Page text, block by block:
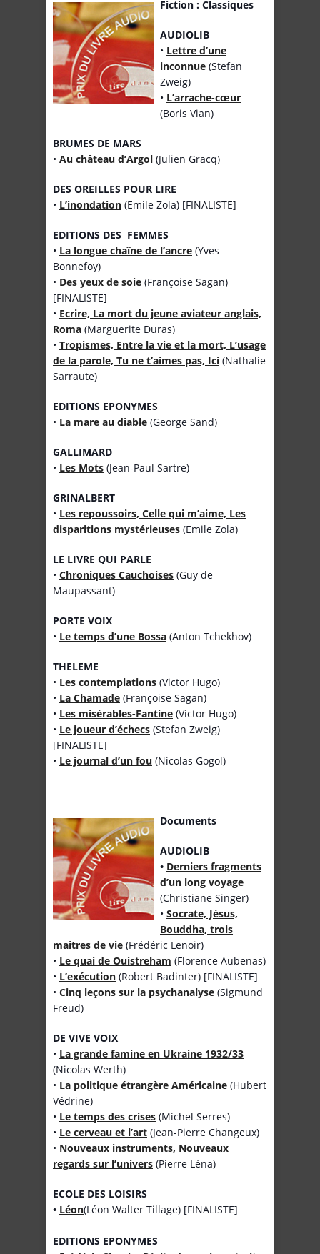
Fiction : Classiques
AUDIOLIB
• Lettre d’une
inconnue (Stefan
Zweig)
• L’arrache-cœur
(Boris Vian)
BRUMES DE MARS
• Au château d’Argol (Julien Gracq)
DES OREILLES POUR LIRE
• L’inondation (Emile Zola) [FINALISTE]
EDITIONS DES FEMMES
• La longue chaîne de l’ancre (Yves
Bonnefoy)
• Des yeux de soie (Françoise Sagan)
[FINALISTE]
• Ecrire, La mort du jeune aviateur anglais,
Roma (Marguerite Duras)
• Tropismes, Entre la vie et la mort, L’usage
de la parole, Tu ne t’aimes pas, Ici (Nathalie
Sarraute)
EDITIONS EPONYMES
• La mare au diable (George Sand)
GALLIMARD
• Les Mots (Jean-Paul Sartre)
GRINALBERT
• Les repoussoirs, Celle qui m’aime, Les
disparitions mystérieuses (Emile Zola)
LE LIVRE QUI PARLE
• Chroniques Cauchoises (Guy de
Maupassant)
PORTE VOIX
• Le temps d’une Bossa (Anton Tchekhov)
THELEME
• Les contemplations (Victor Hugo)
• La Chamade (Françoise Sagan)
• Les misérables-Fantine (Victor Hugo)
• Le joueur d’échecs (Stefan Zweig)
[FINALISTE]
• Le journal d’un fou (Nicolas Gogol)
Documents
AUDIOLIB
• Derniers fragments
d’un long voyage
(Christiane Singer)
•Socrate, Jésus,
Bouddha, trois
maitres de vie (Frédéric Lenoir)
• Le quai de Ouistreham (Florence Aubenas)
• L’exécution (Robert Badinter) [FINALISTE]
• Cinq leçons sur la psychanalyse (Sigmund
Freud)
DE VIVE VOIX
• La grande famine en Ukraine 1932/33
(Nicolas Werth)
• La politique étrangère Américaine (Hubert
Védrine)
• Le temps des crises (Michel Serres)
• Le cerveau et l’art (Jean-Pierre Changeux)
• Nouveaux instruments, Nouveaux
regards sur l’univers (Pierre Léna)
ECOLE DES LOISIRS
• Léon(Léon Walter Tillage) [FINALISTE]
EDITIONS EPONYMES